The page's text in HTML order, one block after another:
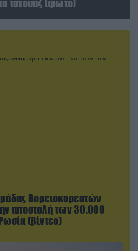
τατουάζ (φωτο)
Βορειοκορεατών
αποστολή των 30.000
(βίντεο)